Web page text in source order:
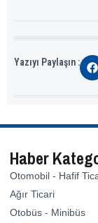
Yazıyı Paylaşın :
Haber
Otomobil - Hafif
Ağır Ticari
Otobüs - Minibüs